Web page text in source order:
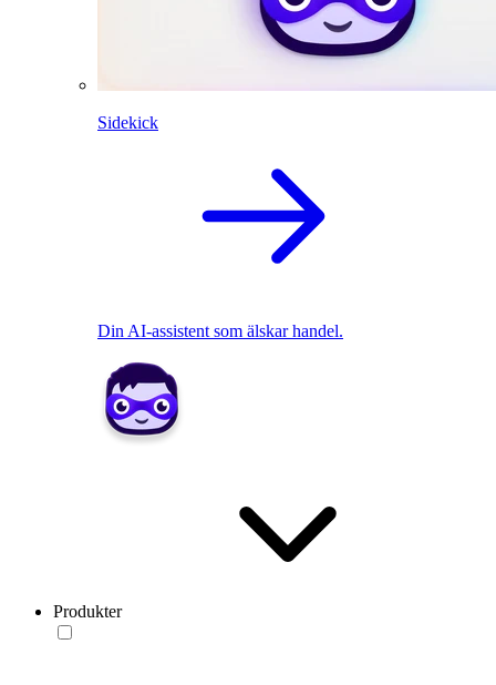
Sidekick
Din AI-assistent som älskar handel.
Produkter